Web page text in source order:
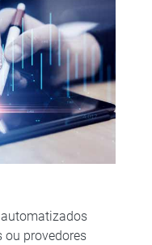
ou provedores